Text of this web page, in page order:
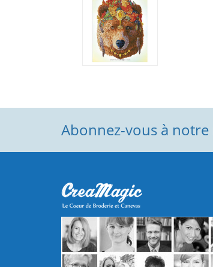
Abonnez-vous à notre